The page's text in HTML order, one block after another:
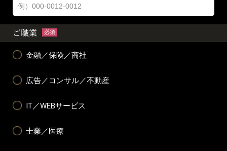
ご職業 必須
金融／保険／商社
広告／コンサル／不動産
IT／WEBサービス
士業／医療